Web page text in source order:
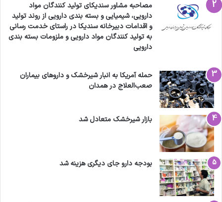
مصاحبه مشاور سندیکای تولید کنندگان مواد
دارویی، شیمیایی و بسته بندی دارویی از روند تولید
و اقدامات دبیرخانه سندیکا در راستای خدمت رسانی
به تولید کنندگان مواد دارویی و ملزومات بسته بندی
دارویی
حمله آمریکا به انبار شیرخشک و داروهای بیماران
صعب‌العلاج در همدان
بازار شیرخشک متعادل شد
بودجه دارو جای دیگری هزینه شد